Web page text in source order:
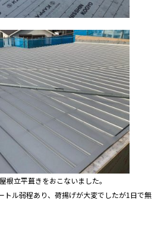
根立平葺きをおこないました。
トル弱程あり、荷揚げが大変でしたが1日で無